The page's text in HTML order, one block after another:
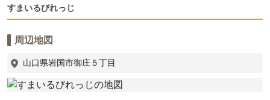
すまいるびれっじ
周辺地図
山口県岩国市御庄５丁目